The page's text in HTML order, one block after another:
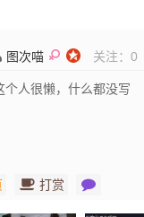
图次喵 关注： 0
个人很懒，什么都没写
打赏